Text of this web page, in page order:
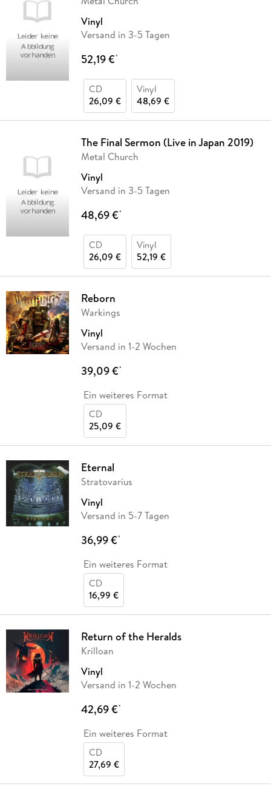
Vinyl
Versand in 3-5 Tagen
52,19 €*
CD
26,09 €
Vinyl
48,69 €
The Final Sermon (Live in Japan 2019)
Metal Church
Vinyl
Versand in 3-5 Tagen
48,69 €*
CD
26,09 €
Vinyl
52,19 €
Reborn
Warkings
Vinyl
Versand in 1-2 Wochen
39,09 €*
Ein weiteres Format
CD
25,09 €
Eternal
Stratovarius
Vinyl
Versand in 5-7 Tagen
36,99 €*
Ein weiteres Format
CD
16,99 €
Return of the Heralds
Krilloan
Vinyl
Versand in 1-2 Wochen
42,69 €*
Ein weiteres Format
CD
27,69 €